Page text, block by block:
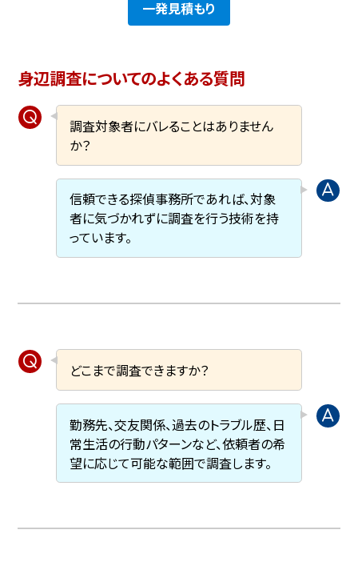
一発見積もり
身辺調査についてのよくある質問
調査対象者にバレることはありません
か？
信頼できる探偵事務所であれば、対象
者に気づかれずに調査を行う技術を持
っています。
どこまで調査できますか？
勤務先、交友関係、過去のトラブル歴、日
常生活の行動パターンなど、依頼者の希
望に応じて可能な範囲で調査します。